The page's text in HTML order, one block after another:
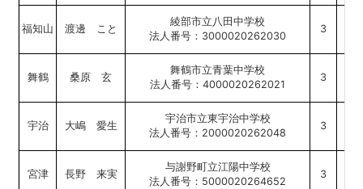
福知山 渡邊 こと
綾部市立八田中学校
法人番号：3000020262030
3
舞鶴 桑原 玄
舞鶴市立青葉中学校
法人番号：4000020262021
3
宇治 大嶋 愛生
宇治市立東宇治中学校
法人番号：2000020262048
3
宮津 長野 来実
与謝野町立江陽中学校
法人番号：5000020264652
3